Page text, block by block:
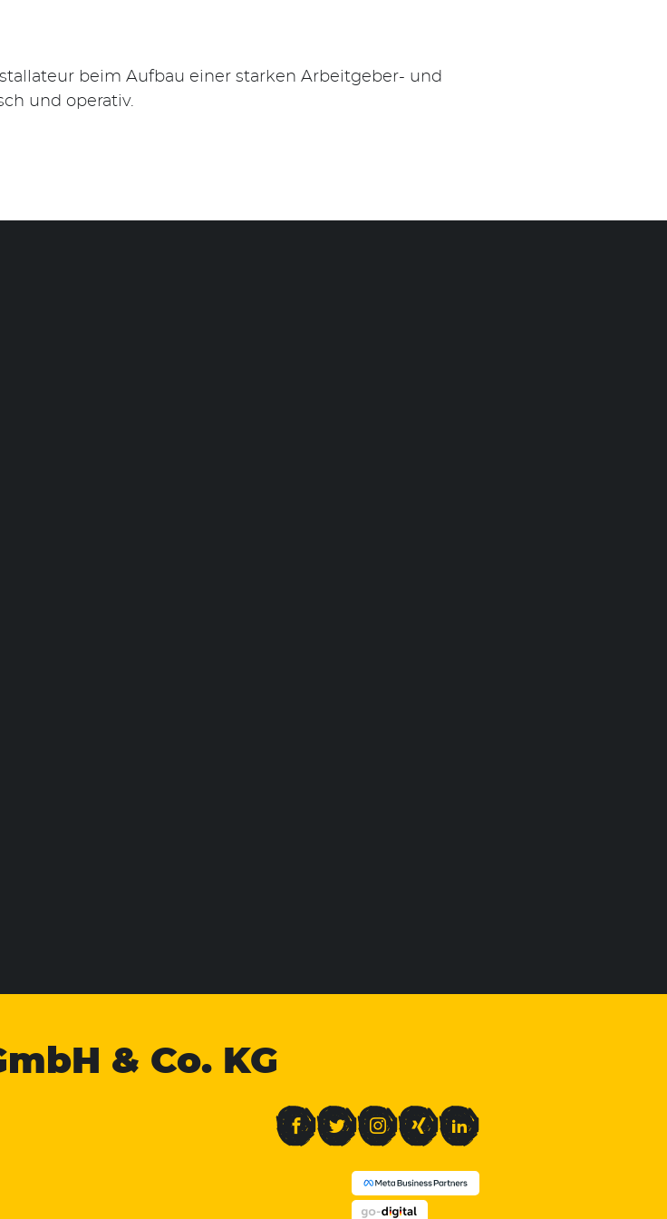
beim Aufbau einer starken Arbeitgeber- und
und operativ.
& Co. KG
FacebookTwitterInstagramXing LinkedIn